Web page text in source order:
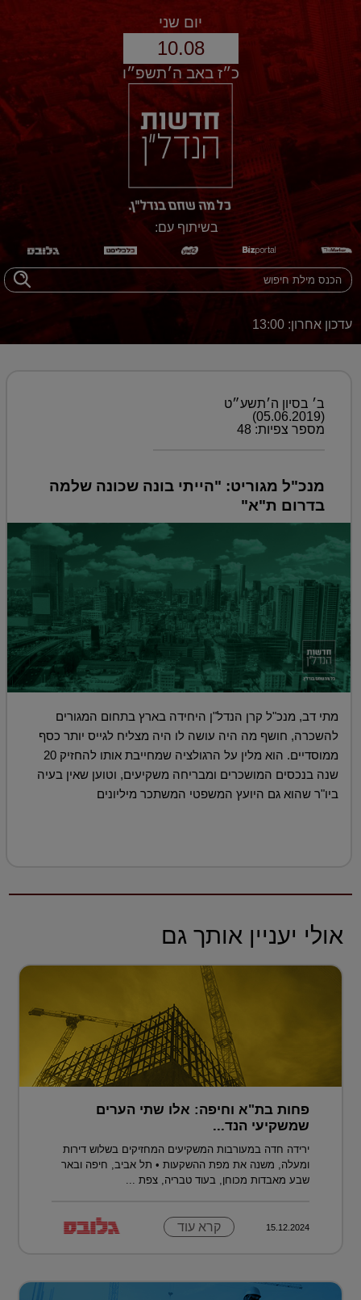
יום שני
10.08
כ״ז באב ה׳תשפ״ו
בשיתוף עם:
עדכון אחרון: 13:00
ב׳ בסיון ה׳תשע״ט
(05.06.2019)
מספר צפיות: 48
מנכ"ל מגוריט: "הייתי בונה שכונה שלמה
בדרום ת"א"
מתי דב, מנכ"ל קרן הנדל"ן היחידה בארץ בתחום המגורים
להשכרה, חושף מה היה עושה לו היה מצליח לגייס יותר כסף
ממוסדיים. הוא מלין על הרגולציה שמחייבת אותו להחזיק 20
שנה בנכסים המושכרים ומבריחה משקיעים, וטוען שאין בעיה
ביו"ר שהוא גם היועץ המשפטי המשתכר מיליונים
אולי יעניין אותך גם
פחות בת"א וחיפה: אלו שתי הערים
שמשקיעי הנד...
ירידה חדה במעורבות המשקיעים המחזיקים בשלוש דירות
ומעלה, משנה את מפת ההשקעות • תל אביב, חיפה ובאר
שבע מאבדות מכוחן, בעוד טבריה, צפת ...
15.12.2024 קרא עוד